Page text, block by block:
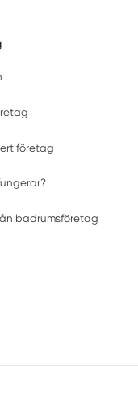
företag
badrumsföretag